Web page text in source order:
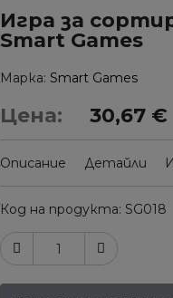
Игра за
Smart Games
Марка Smart Games
Цена: 30,67 €
Описание Детайли
Код на продукта SG018